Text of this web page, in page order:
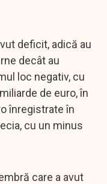
deficit, adică au
decât au
loc negativ, cu
de euro, în
înregistrate în
cu un minus
care a avut